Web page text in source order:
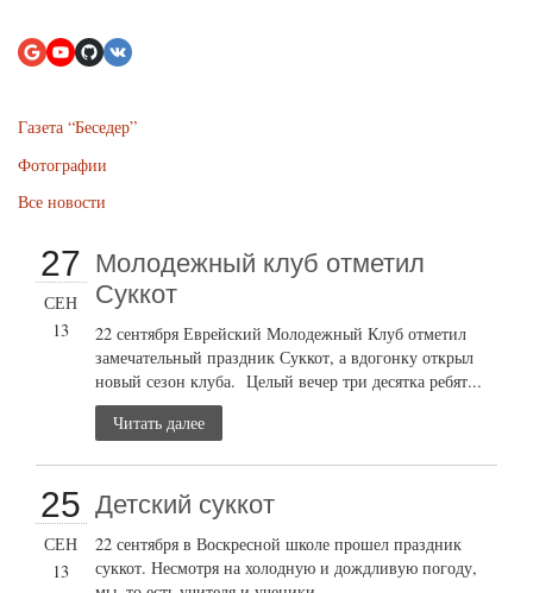
Газета “Беседер”
Фотографии
Все новости
27
СЕН
13
Молодежный клуб отметил
Суккот
22 сентября Еврейский Молодежный Клуб отметил
замечательный праздник Суккот, а вдогонку открыл
новый сезон клуба. Целый вечер три десятка ребят...
Читать далее
25
СЕН
13
Детский суккот
22 сентября в Воскресной школе прошел праздник
суккот. Несмотря на холодную и дождливую погоду,